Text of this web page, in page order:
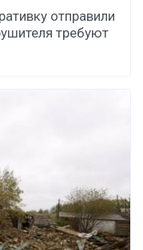
отправили
требуют